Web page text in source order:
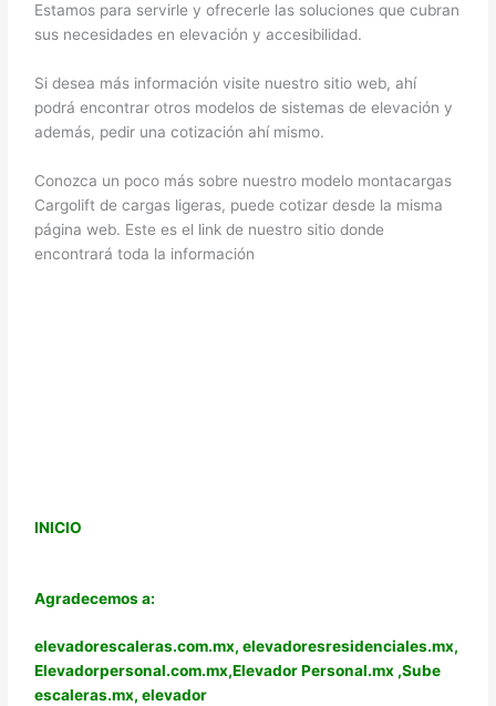
Estamos para servirle y ofrecerle las soluciones que cubran
sus necesidades en elevación y accesibilidad.
Si desea más información visite nuestro sitio web, ahí
podrá encontrar otros modelos de sistemas de elevación y
además, pedir una cotización ahí mismo.
Conozca un poco más sobre nuestro modelo montacargas
Cargolift de cargas ligeras, puede cotizar desde la misma
página web. Este es el link de nuestro sitio donde
encontrará toda la información
INICIO
Agradecemos a:
elevadorescaleras.com.mx,elevadoresresidenciales.mx,
Elevadorpersonal.com.mx,Elevador Personal.mx ,Sube
escaleras.mx,elevador